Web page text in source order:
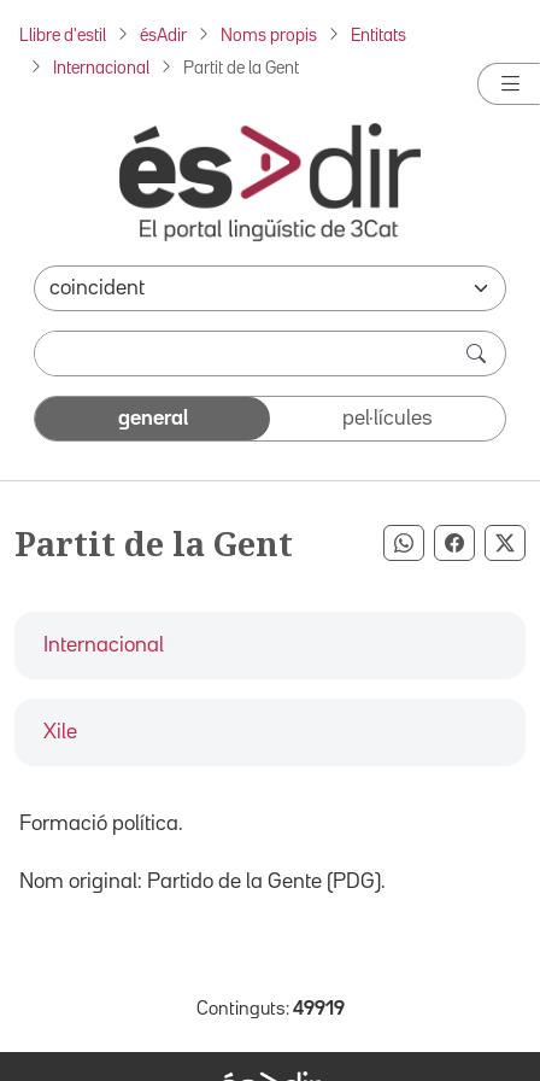
Llibre d'estil ésAdir Noms propis Entitats
Internacional Partit de la Gent
general pel·lícules
Partit de la Gent Compartir
Internacional
Xile
Formació política.
Nom original: Partido de la Gente (PDG).
Continguts: 49919